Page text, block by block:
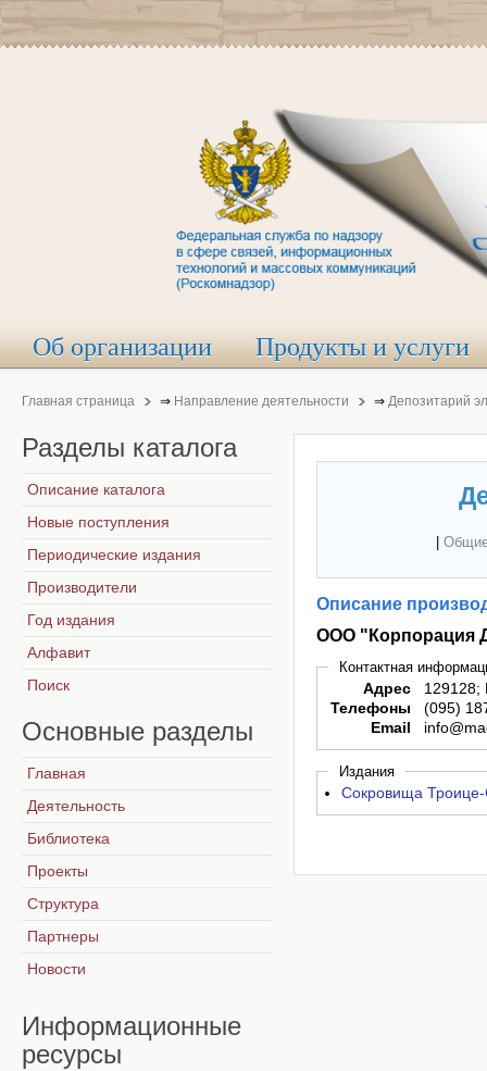
Об организации Продукты и услуги
Главная страница ⇒ Направление деятельности ⇒ Депозитарий
Описание
ООО "Корпорация
Контактная
Адрес
129128;
Телефоны
(095)
Email
Издания
Сокровища
Разделы каталога
Описание каталога
Новые поступления
Периодические издания
Производители
Год издания
Алфавит
Поиск
Основные разделы
Главная
Деятельность
Библиотека
Проекты
Структура
Партнеры
Новости
Информационные
ресурсы